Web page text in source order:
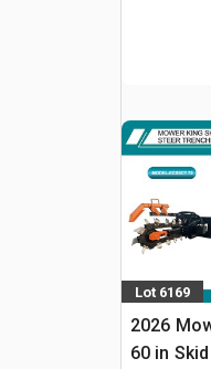
Lot 6169
2026
60 in